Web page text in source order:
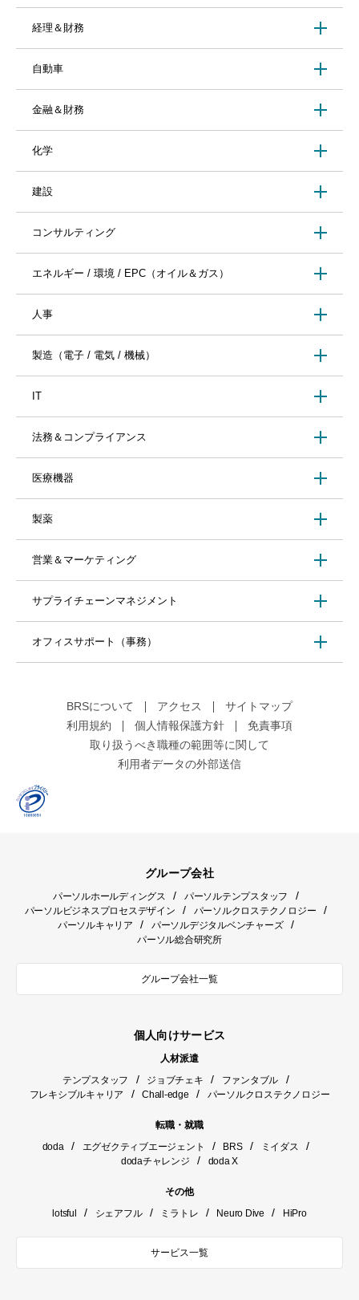
経理＆財務
自動車
金融＆財務
化学
建設
コンサルティング
エネルギー / 環境 / EPC（オイル＆ガス）
人事
製造（電子 / 電気 / 機械）
IT
法務＆コンプライアンス
医療機器
製薬
営業＆マーケティング
サプライチェーンマネジメント
オフィスサポート（事務）
BRSについて アクセス
サイトマップ
利用規約
個人情報保護方針
免責事項
取り扱うべき職種の範囲等に関して
利用者データの外部送信
グループ会社
パーソルホールディングス / パーソルテンプスタッフ /
パーソルビジネスプロセスデザイン / パーソルクロステクノロジー /
パーソルキャリア / パーソルデジタルベンチャーズ /
パーソル総合研究所
グループ会社一覧
個人向けサービス
人材派遣
テンプスタッフ
/ ジョブチェキ / ファンタブル /
フレキシブルキャリア / Chall-edge / パーソルクロステクノロジー
転職・就職
doda
/ エグゼクティブエージェント / BRS / ミイダス /
dodaチャレンジ / doda X
その他
lotsful
/ シェアフル / ミラトレ / Neuro Dive / HiPro
サービス一覧